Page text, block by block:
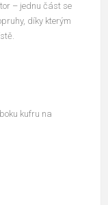
– jednu část se
díky kterým
kufru na